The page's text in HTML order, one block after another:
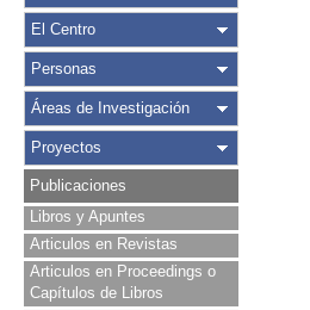
El Centro
Personas
Áreas de Investigación
Proyectos
Publicaciones
Libros y Apuntes
Articulos en Revistas
Articulos en Proceedings o
Capítulos de Libros